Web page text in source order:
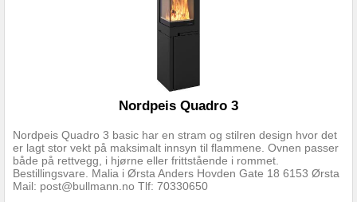
Nordpeis Quadro 3 basic har en stram og stilren design hvor det
er lagt stor vekt på maksimalt innsyn til flammene. Ovnen passer
både på rettvegg, i hjørne eller frittstående i rommet.
Bestillingsvare. Malia i Ørsta Anders Hovden Gate 18 6153 Ørsta
Mail: post@bullmann.no Tlf: 70330650
Nordpeis Quadro 3